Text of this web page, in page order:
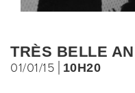
TRÈS BELLE
01/01/15 10H20